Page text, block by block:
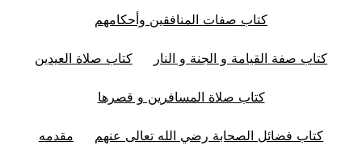
كتاب صفات المنافقين وأحكامهم
كتاب صفة القيامة و الجنة و النار كتاب صلاة العيدين
كتاب صلاة المسافرين و قصرها
كتاب فضائل الصحابة رضي الله تعالى عنهم مقدمه